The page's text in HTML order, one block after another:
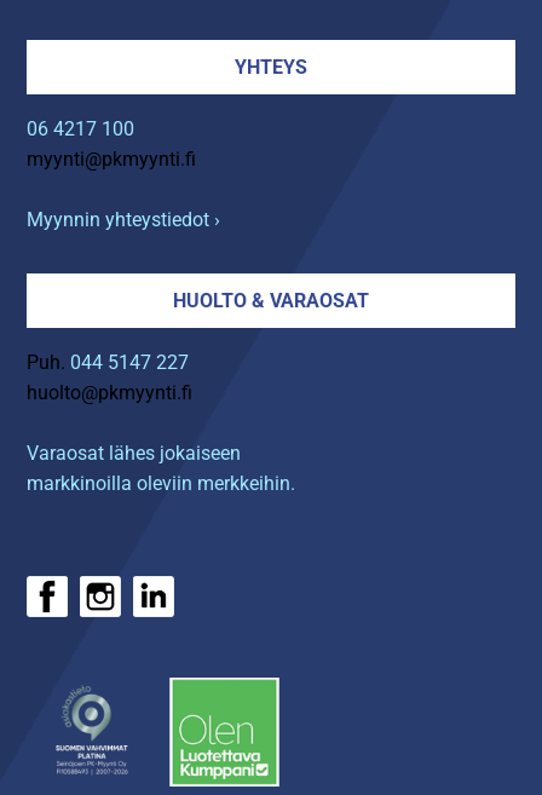
YHTEYS
06 4217 100
myynti@pkmyynti.fi
Myynnin yhteystiedot ›
HUOLTO & VARAOSAT
Puh. 044 5147 227
huolto@pkmyynti.fi
Varaosat lähes jokaiseen
markkinoilla oleviin merkkeihin.